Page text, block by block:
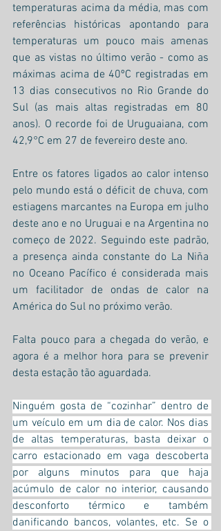
temperaturas acima da média, mas com
referências históricas apontando para
temperaturas um pouco mais amenas
que as vistas no último verão - como as
máximas acima de 40ºC registradas em
13 dias consecutivos no Rio Grande do
Sul (as mais altas registradas em 80
anos). O recorde foi de Uruguaiana, com
42,9°C em 27 de fevereiro deste ano.
Entre os fatores ligados ao calor intenso
pelo mundo está o déficit de chuva, com
estiagens marcantes na Europa em julho
deste ano e no Uruguai e na Argentina no
começo de 2022. Seguindo este padrão,
a presença ainda constante do La Niña
no Oceano Pacífico é considerada mais
um facilitador de ondas de calor na
América do Sul no próximo verão.
Falta pouco para a chegada do verão, e
agora é a melhor hora para se prevenir
desta estação tão aguardada.
Ninguém gosta de “cozinhar” dentro de
um veículo em um dia de calor. Nos dias
de altas temperaturas, basta deixar o
carro estacionado em vaga descoberta
por alguns minutos para que haja
acúmulo de calor no interior, causando
desconforto térmico e também
danificando bancos, volantes, etc. Se o